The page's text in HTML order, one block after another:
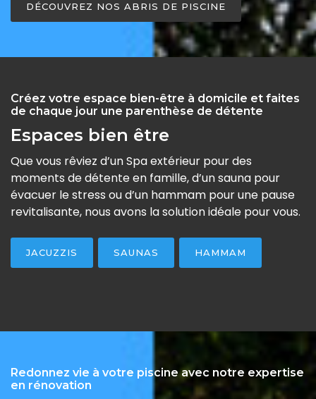
DÉCOUVREZ NOS ABRIS DE PISCINE
Créez votre espace bien-être à domicile et faites
de chaque jour une parenthèse de détente
Espaces bien être
Que vous rêviez d’un Spa extérieur pour des
moments de détente en famille, d’un sauna pour
évacuer le stress ou d’un hammam pour une pause
revitalisante, nous avons la solution idéale pour vous.
JACUZZIS SAUNAS HAMMAM
Redonnez vie à votre piscine avec notre expertise
en rénovation